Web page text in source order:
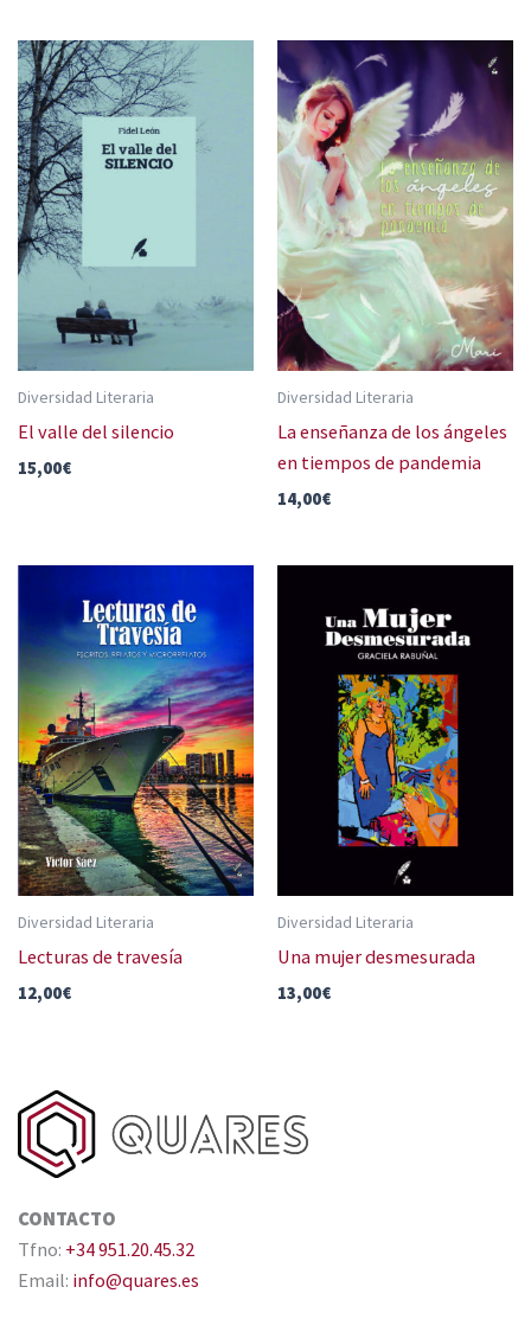
Diversidad Literaria
El valle del silencio
15,00€
Diversidad Literaria
La enseñanza de los ángeles
en tiempos de pandemia
14,00€
Diversidad Literaria
Lecturas de travesía
12,00€
Diversidad Literaria
Una mujer desmesurada
13,00€
CONTACTO
Tfno: +34 951.20.45.32
Email: info@quares.es